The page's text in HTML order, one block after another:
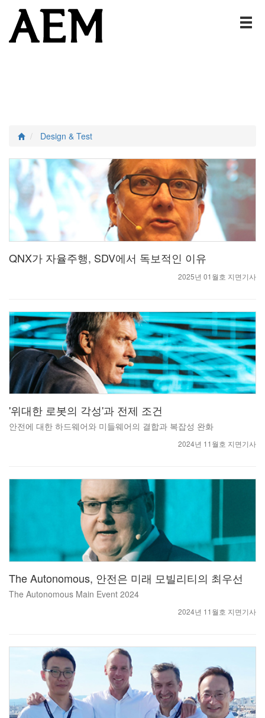
Design & Test
QNX가 자율주행, SDV에서 독보적인 이유
2025년 01월호 지면기사
'위대한 로봇의 각성'과 전제 조건
안전에 대한 하드웨어와 미들웨어의 결합과 복잡성 완화
2024년 11월호 지면기사
The Autonomous, 안전은 미래 모빌리티의 최우선
The Autonomous Main Event 2024
2024년 11월호 지면기사